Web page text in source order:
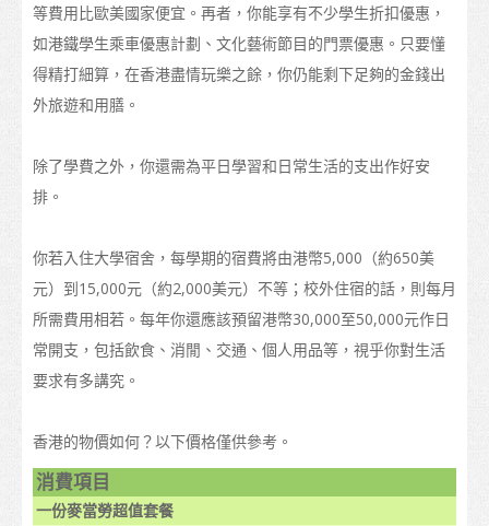
職業專才教育
資歷架構
「香港發展為國際教育樞紐」的政策
香港院校的校曆
更多升學選擇
升學途徑
申請入學
簽證
在港生活
到埗
等費用比歐美國家便宜。再者，你能享有不少學生折扣優惠，
如港鐵學生乘車優惠計劃、文化藝術節目的門票優惠。只要懂
得精打細算，在香港盡情玩樂之餘，你仍能剩下足夠的金錢出
外旅遊和用膳。
除了學費之外，你還需為平日學習和日常生活的支出作好安
排。
你若入住大學宿舍，每學期的宿費將由港幣5,000（約650美
元）到15,000元（約2,000美元）不等；校外住宿的話，則每月
所需費用相若。每年你還應該預留港幣30,000至50,000元作日
常開支，包括飲食、消閒、交通、個人用品等，視乎你對生活
要求有多講究。
香港的物價如何？以下價格僅供參考。
消費項目
一份麥當勞超值套餐